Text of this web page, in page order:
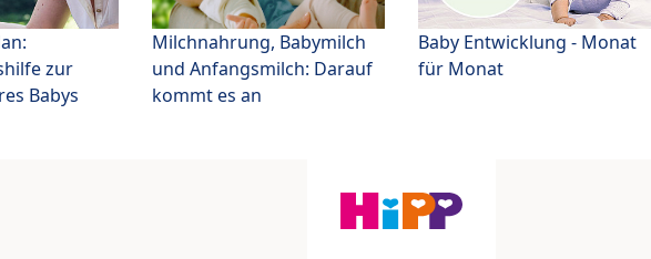
zur
Babys
Milchnahrung, Babymilch
und Anfangsmilch: Darauf
kommt es an
Baby Entwicklung - Monat
für Monat